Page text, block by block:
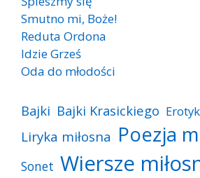
Smutno mi, Boże!
Reduta Ordona
Idzie Grześ
Oda do młodości
Bajki Bajki Krasickiego Erotyk
Liryka miłosna Poezja
Sonet Wiersze